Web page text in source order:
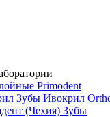
Primodent
Зубы Ивокрил
(Чехия) Зубы